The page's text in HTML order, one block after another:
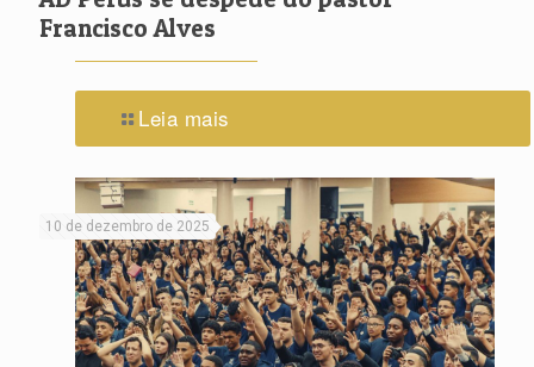
Francisco Alves
Leia mais
10 de dezembro de 2025